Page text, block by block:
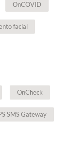
OnCOVID
facial
OnCheck
SMS Gateway